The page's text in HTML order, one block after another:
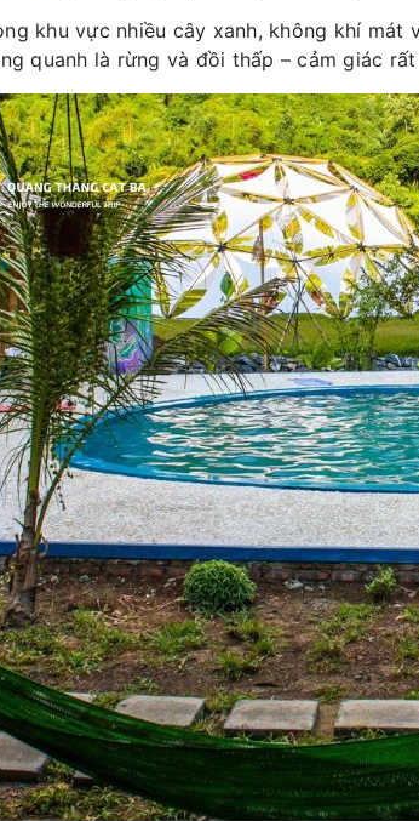
khu vực nhiều cây xanh, không khí
quanh là rừng và đồi thấp – cảm giác